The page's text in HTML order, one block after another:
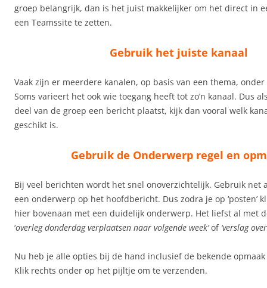
groep belangrijk, dan is het juist makkelijker om het direct in
een Teamssite te zetten.
Gebruik het juiste kanaal
Vaak zijn er meerdere kanalen, op basis van een thema, onder
Soms varieert het ook wie toegang heeft tot zo’n kanaal. Dus
deel van de groep een bericht plaatst, kijk dan vooral welk
geschikt is.
Gebruik de Onderwerp regel en
Bij veel berichten wordt het snel onoverzichtelijk. Gebruik net
een onderwerp op het hoofdbericht. Dus zodra je op ‘posten’
hier bovenaan met een duidelijk onderwerp. Het liefst al met
‘overleg donderdag verplaatsen naar volgende week’of ‘verslag
Nu heb je alle opties bij de hand inclusief de bekende
Klik rechts onder op het pijltje om te verzenden.